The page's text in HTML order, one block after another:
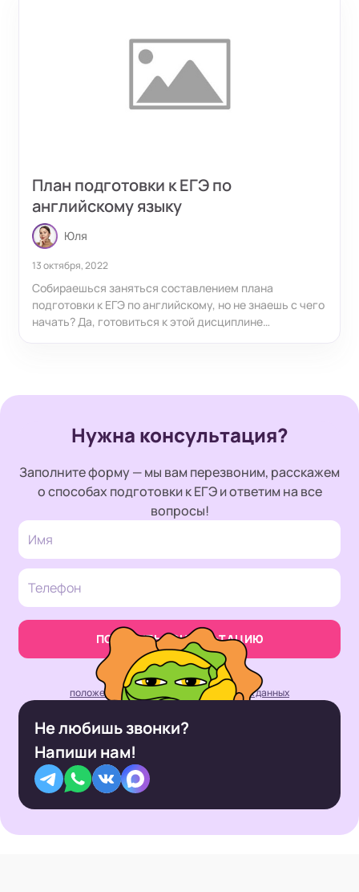
План подготовки к ЕГЭ по
английскому языку
Юля
13 октября, 2022
Собираешься заняться составлением плана
подготовки к ЕГЭ по английскому, но не знаешь с чего
начать? Да, готовиться к этой дисциплине
Нужна консультация?
Заполните форму — мы вам перезвоним, расскажем
о способах подготовки к ЕГЭ и ответим на все
вопросы!
ПОЛУЧИТЬ КОНСУЛЬТАЦИЮ
Нажимая кнопку, вы принимаете
положение об обработке персональных данных
Не любишь звонки?
Напиши нам!